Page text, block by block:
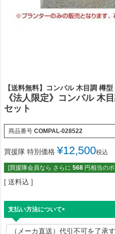
【送料無料】コンパル 木目調 樽
《法人限定》コンパル 木
セット
商品番号 COMPAL-028522
買援隊 特別価格 ¥12,500税込
[買援隊会員なら さらに 568 円相当の
送料込
支払い方法について
必